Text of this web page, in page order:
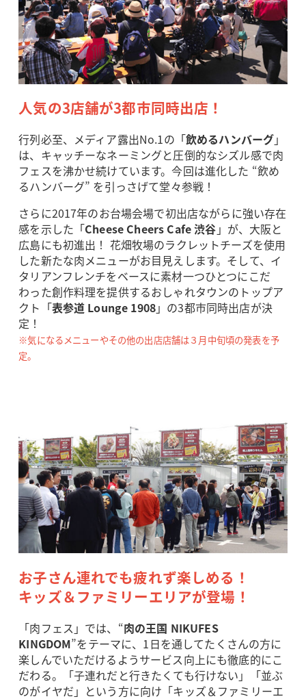
人気の3店舗が3都市同時出店！
行列必至、メディア露出No.1の「飲めるハンバーグ」
は、キャッチーなネーミングと圧倒的なシズル感で肉
フェスを沸かせ続けています。今回は進化した “飲め
るハンバーグ” を引っさげて堂々参戦！
さらに2017年のお台場会場で初出店ながらに強い存在
感を示した「Cheese Cheers Cafe 渋谷 」が、大阪と
広島にも初進出！ 花畑牧場のラクレットチーズを使用
した新たな肉メニューがお目見えします。そして、イ
タリアンフレンチをベースに素材一つひとつにこだ
わった創作料理を提供するおしゃれタウンのトップア
クト「表参道 Lounge 1908」の3都市同時出店が決
定！
※気になるメニューやその他の出店店舗は３月中旬頃の発表を予
定。
お子さん連れでも疲れず楽しめる！
キッズ＆ファミリーエリアが登場！
「肉フェス」では、“肉の王国 NIKUFES
KINGDOM”をテーマに、1日を通してたくさんの方に
楽しんでいただけるようサービス向上にも徹底的にこ
だわる。「子連れだと行きたくても行けない」「並ぶ
のがイヤだ」という方に向け「キッズ＆ファミリーエ